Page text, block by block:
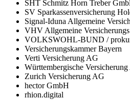
SHT Schmitz Horn Treber
SV Sparkassenversicherung
Signal-Iduna Allgemeine
VHV Allgemeine
VOLKSWOHL-BUND /
Versicherungskammer Bayern
Verti Versicherung AG
Württembergische
Zurich Versicherung AG
hector GmbH
rhion.digital